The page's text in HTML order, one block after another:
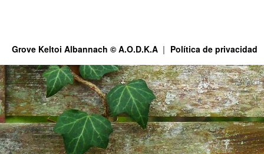
Grove Keltoi Albannach © A.O.D.K.A Política de privacidad
This site is